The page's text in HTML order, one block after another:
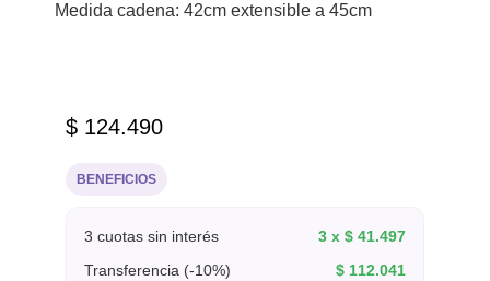
Medida cadena: 42cm extensible a 45cm
$ 124.490
BENEFICIOS
3 cuotas sin interés 3 x $ 41.497
Transferencia (-10%)
$ 112.041